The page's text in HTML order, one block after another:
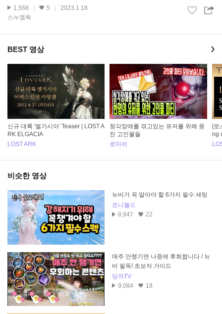
1,568 5
2023.1.18
스누껨독
BEST 영상
신규 대륙 '엘가시아' Teaser | LOST A
RK ELGACIA
LOST ARK
청각장애를 겪고있는 유저를 위해 뭉
친 고인물들
로마러
[로
ng
비슷한 영상
뉴비가 꼭 알아야 할 6가지 필수 세팅
죠니월드
8,947
22
매주 안챙기면 나중에 후회합니다 / 뉴
비 필독! 초보자 가이드
딩까TV
9,084
18